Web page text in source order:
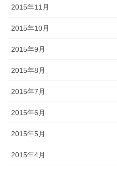
2015年11月
2015年10月
2015年9月
2015年8月
2015年7月
2015年6月
2015年5月
2015年4月